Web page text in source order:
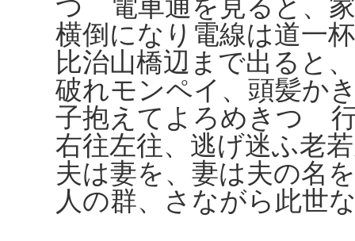
つゝ電車通を見ると、
横倒になり電線は道一
比治山橋辺まで出ると
破れモンペイ、頭髪か
子抱えてよろめきつゝ
右往左往、逃げ迷ふ老
夫は妻を、妻は夫の名
人の群、さながら此世